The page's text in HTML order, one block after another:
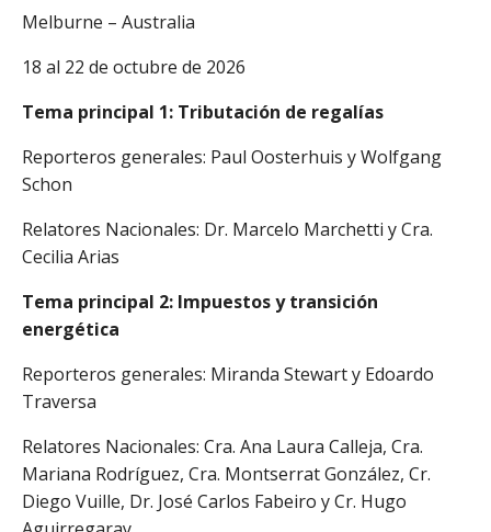
Melburne – Australia
18 al 22 de octubre de 2026
Tema principal 1: Tributación de regalías
Reporteros generales: Paul Oosterhuis y Wolfgang
Schon
Relatores Nacionales: Dr. Marcelo Marchetti y Cra.
Cecilia Arias
Tema principal 2: Impuestos y transición
energética
Reporteros generales: Miranda Stewart y Edoardo
Traversa
Relatores Nacionales: Cra. Ana Laura Calleja, Cra.
Mariana Rodríguez, Cra. Montserrat González, Cr.
Diego Vuille, Dr. José Carlos Fabeiro y Cr. Hugo